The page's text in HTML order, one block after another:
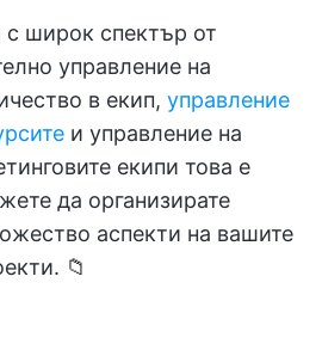
широк спектър от
управление на
в екип, управление
и управление на
екипи това е
да организирате
аспекти на вашите
📁